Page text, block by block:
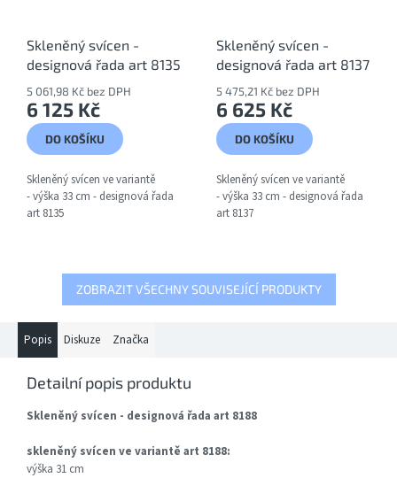
Skleněný svícen -
designová řada art 8135
5 061,98 Kč bez DPH
6 125 Kč
DO KOŠÍKU
Skleněný svícen ve variantě
- výška 33 cm - designová řada
art 8135
Skleněný svícen -
designová řada art 8137
5 475,21 Kč bez DPH
6 625 Kč
DO KOŠÍKU
Skleněný svícen ve variantě
- výška 33 cm - designová řada
art 8137
ZOBRAZIT VŠECHNY SOUVISEJÍCÍ PRODUKTY
Popis Diskuze Značka
Detailní popis produktu
Skleněný svícen - designová řada art 8188
skleněný svícen ve variantě art 8188:
výška 31 cm